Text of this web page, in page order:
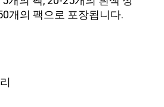
개의 팩으로 포장됩니다.